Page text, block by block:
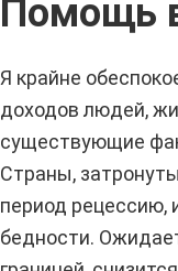
Помощь
Я крайне
доходов людей,
существующие
Страны,
период рецессию,
бедности.